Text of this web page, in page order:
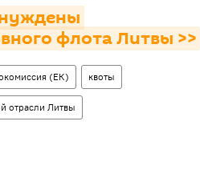
флота Литвы >>
(ЕК) квоты
отрасли Литвы